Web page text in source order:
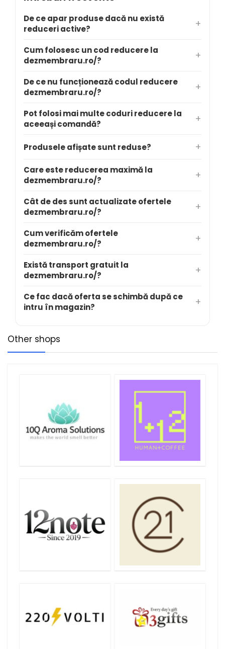
De ce apar produse dacă nu există
reduceri active?
Cum folosesc un cod reducere la
dezmembraru.ro/?
De ce nu funcționează codul reducere
dezmembraru.ro/?
Pot folosi mai multe coduri reducere la
aceeași comandă?
Produsele afișate sunt reduse?
Care este reducerea maximă la
dezmembraru.ro/?
Cât de des sunt actualizate ofertele
dezmembraru.ro/?
Cum verificăm ofertele
dezmembraru.ro/?
Există transport gratuit la
dezmembraru.ro/?
Ce fac dacă oferta se schimbă după ce
intru în magazin?
Other shops